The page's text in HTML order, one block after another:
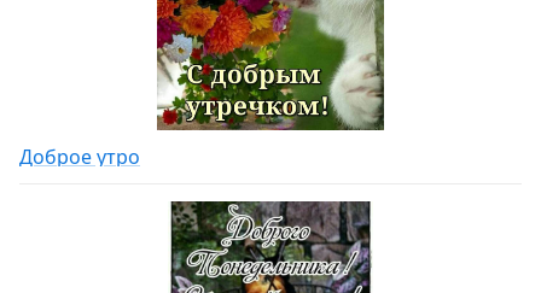
Доброе утро